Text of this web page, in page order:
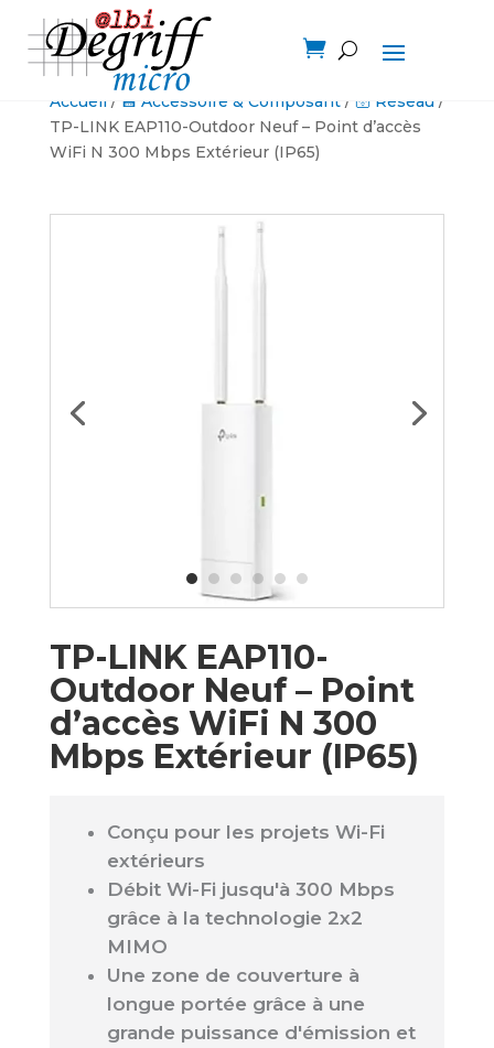

Accueil/ 💾 Accessoire & Composant/ 🛜 Réseau /
TP-LINK EAP110-Outdoor Neuf – Point d’accès
WiFi N 300 Mbps Extérieur (IP65)
TP-LINK EAP110-
Outdoor Neuf – Point
d’accès WiFi N 300
Mbps Extérieur (IP65)
Conçu pour les projets Wi-Fi
extérieurs
Débit Wi-Fi jusqu'à 300 Mbps
grâce à la technologie 2x2
MIMO
Une zone de couverture à
longue portée grâce à une
grande puissance d'émission et